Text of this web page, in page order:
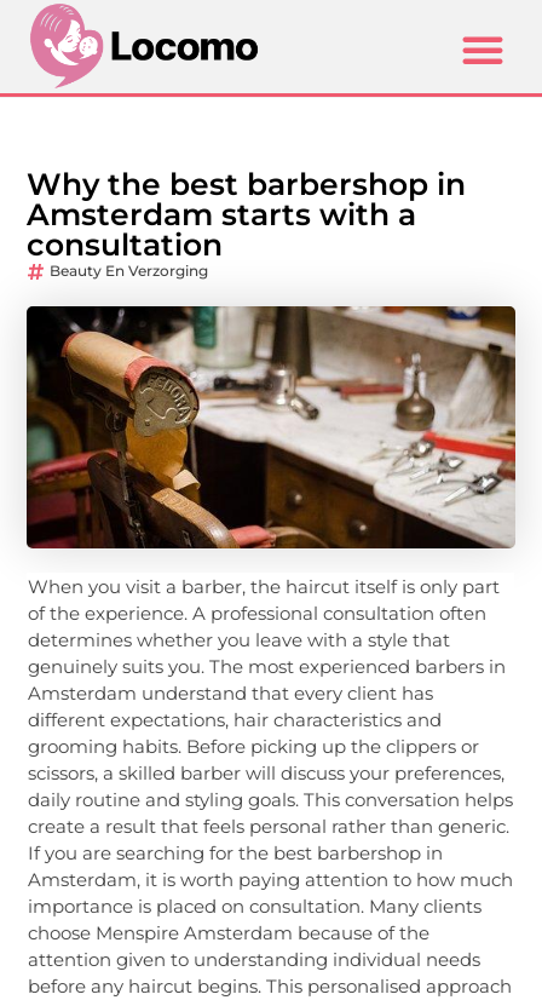
Why the best barbershop in
Amsterdam starts with a
consultation
Beauty En Verzorging
When you visit a barber, the haircut itself is only part
of the experience. A professional consultation often
determines whether you leave with a style that
genuinely suits you. The most experienced barbers in
Amsterdam understand that every client has
different expectations, hair characteristics and
grooming habits. Before picking up the clippers or
scissors, a skilled barber will discuss your preferences,
daily routine and styling goals. This conversation helps
create a result that feels personal rather than generic.
If you are searching for the best barbershop in
Amsterdam, it is worth paying attention to how much
importance is placed on consultation. Many clients
choose Menspire Amsterdam because of the
attention given to understanding individual needs
before any haircut begins. This personalised approach